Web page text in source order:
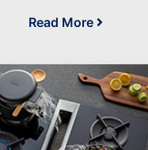
Read More